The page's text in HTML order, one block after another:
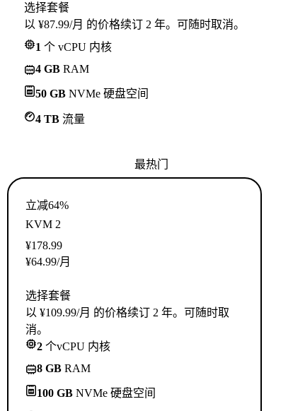
选择套餐
以 ¥87.99/月 的价格续订 2 年。可随时取消。
1 个 vCPU 内核
4 GB RAM
50 GB NVMe 硬盘空间
4 TB 流量
最热门
立减64%
KVM 2
¥178.99
¥64.99/月
选择套餐
以 ¥109.99/月 的价格续订 2 年。可随时取
消。
2 个vCPU 内核
8 GB RAM
100 GB NVMe 硬盘空间